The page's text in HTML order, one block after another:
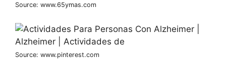
Source: www.65ymas.com
Source: www.pinterest.com